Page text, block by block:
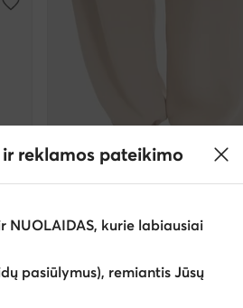
EXTRA -25% Kodas: SUMMER
reklamos pateikimo
NUOLAIDAS, kurie labiausiai
pasiūlymus), remiantis Jūsų